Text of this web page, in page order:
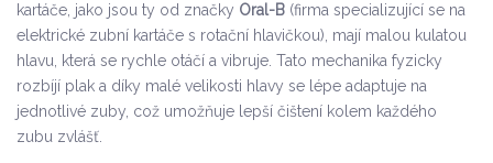
kartáče, jako jsou ty od značky Oral-B (firma specializující se na
elektrické zubní kartáče s rotační hlavičkou) , mají malou kulatou
hlavu, která se rychle otáčí a vibruje. Tato mechanika fyzicky
rozbíjí plak a díky malé velikosti hlavy se lépe adaptuje na
jednotlivé zuby, což umožňuje lepší čištení kolem každého
zubu zvlášť.